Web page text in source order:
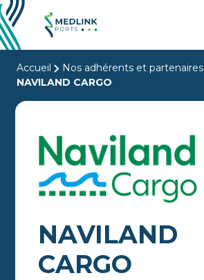
Accueil
Nos adhérents et partenaires
NAVILAND CARGO
NAVILAND
CARGO